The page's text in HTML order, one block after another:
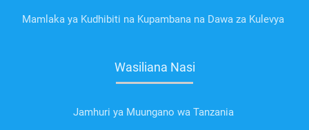
Mamlaka ya Kudhibiti na Kupambana na Dawa za Kulevya
Wasiliana Nasi
Jamhuri ya Muungano wa Tanzania